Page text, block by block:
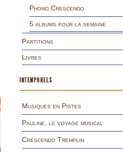
Phono.Crescendo
5 albums pour la semaine
Partitions
Livres
INTEMPORELS
Musiques en Pistes
Pauline, le voyage musical
Crescendo Tremplin